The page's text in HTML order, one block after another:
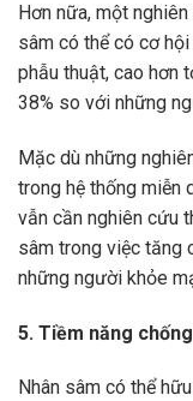
Hơn nữa, một
sâm có thể có cơ
phẫu thuật, cao hơn
38% so với những
Mặc dù những
trong hệ thống miễn
vẫn cần nghiên cứu
sâm trong việc tăng
những người khỏe
5. Tiềm năng
Nhân sâm có thể